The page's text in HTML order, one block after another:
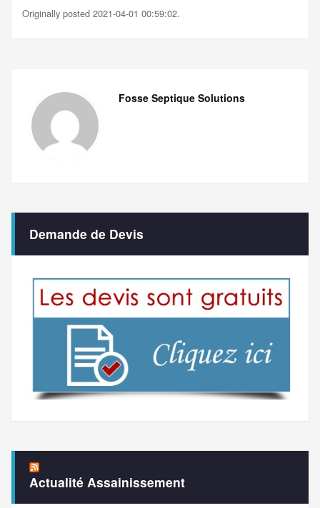
Originally posted 2021-04-01 00:59:02.
Fosse Septique Solutions
Demande de Devis
Actualité Assainissement